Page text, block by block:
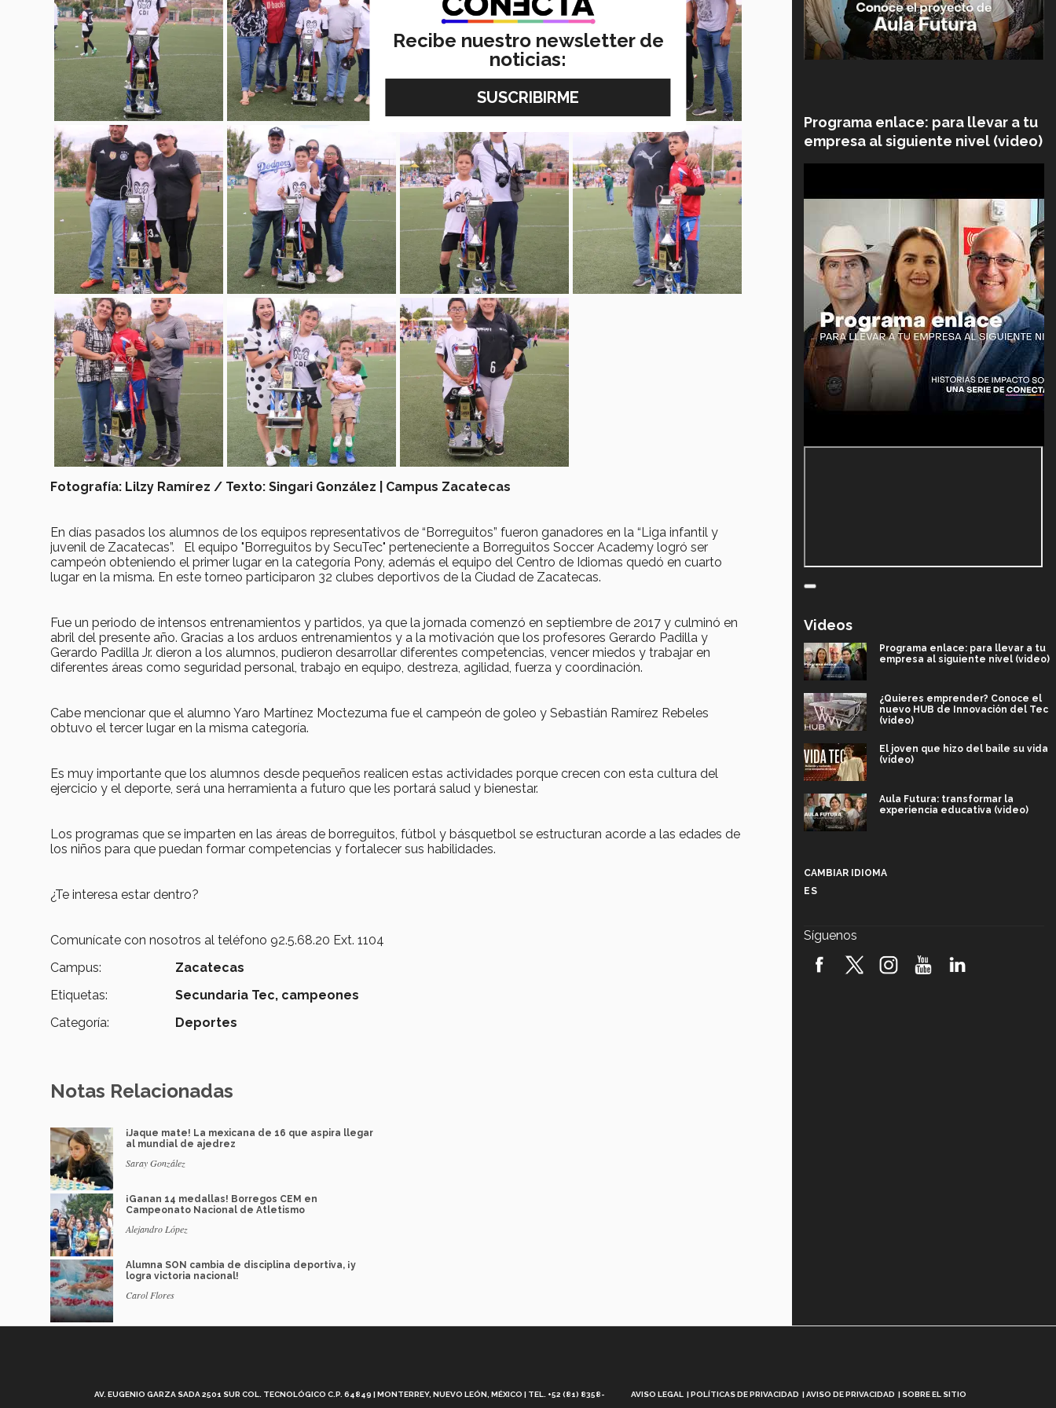
Fotografía: Lilzy Ramírez / Texto: Singari González | Campus Zacatecas
En días pasados los alumnos de los equipos representativos de “Borreguitos” fueron ganadores en la “Liga infantil y
juvenil de Zacatecas”. El equipo "Borreguitos by SecuTec" perteneciente a Borreguitos Soccer Academy logró ser
campeón obteniendo el primer lugar en la categoría Pony, además el equipo del Centro de Idiomas quedó en cuarto
lugar en la misma. En este torneo participaron 32 clubes deportivos de la Ciudad de Zacatecas.
Fue un periodo de intensos entrenamientos y partidos, ya que la jornada comenzó en septiembre de 2017 y culminó en
abril del presente año. Gracias a los arduos entrenamientos y a la motivación que los profesores Gerardo Padilla y
Gerardo Padilla Jr. dieron a los alumnos, pudieron desarrollar diferentes competencias, vencer miedos y trabajar en
diferentes áreas como seguridad personal, trabajo en equipo, destreza, agilidad, fuerza y coordinación.
Cabe mencionar que el alumno Yaro Martínez Moctezuma fue el campeón de goleo y Sebastián Ramírez Rebeles
obtuvo el tercer lugar en la misma categoría.
Es muy importante que los alumnos desde pequeños realicen estas actividades porque crecen con esta cultura del
ejercicio y el deporte, será una herramienta a futuro que les portará salud y bienestar.
Los programas que se imparten en las áreas de borreguitos, fútbol y básquetbol se estructuran acorde a las edades de
los niños para que puedan formar competencias y fortalecer sus habilidades.
¿Te interesa estar dentro?
Comunícate con nosotros al teléfono 92.5.68.20 Ext. 1104
Campus:
Zacatecas
Etiquetas:
Secundaria Tec, campeones
Categoría:
Deportes
Notas Relacionadas
¡Jaque mate! La mexicana de 16 que aspira llegar
al mundial de ajedrez
Saray González
¡Ganan 14 medallas! Borregos CEM en
Campeonato Nacional de Atletismo
Alejandro López
Alumna SON cambia de disciplina deportiva, ¡y
logra victoria nacional!
Carol Flores
Programa enlace: para llevar a tu
empresa al siguiente nivel (video)
Videos
Programa enlace: para llevar a tu
empresa al siguiente nivel (video)
¿Quieres emprender? Conoce el
nuevo HUB de Innovación del Tec
(video)
El joven que hizo del baile su vida
(video)
Aula Futura: transformar la
experiencia educativa (video)
robótica FIRST 2026! (video)
CAMBIAR IDIOMA
ES
Síguenos
AV. EUGENIO GARZA SADA 2501 SUR COL. TECNOLÓGICO C.P. 64849 | MONTERREY, NUEVO LEÓN, MÉXICO | TEL. +52 (81) 8358- AVISO LEGAL POLÍTICAS DE PRIVACIDAD AVISO DE PRIVACIDAD SOBRE EL SITIO
Recibe nuestro newsletter de
noticias: